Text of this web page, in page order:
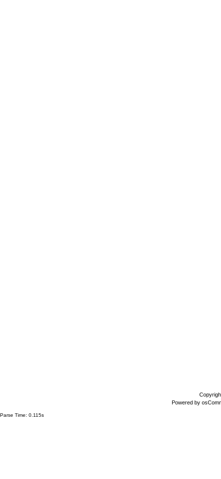
Powered by
Parse Time: 0.115s